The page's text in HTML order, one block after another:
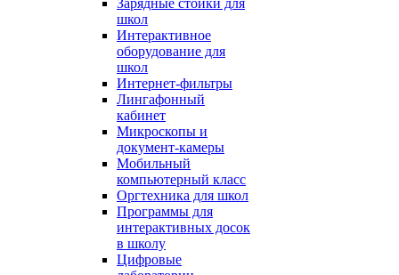
Зарядные стойки для
школ
Интерактивное
оборудование для
школ
Интернет-фильтры
Лингафонный
кабинет
Микроскопы и
документ-камеры
Мобильный
компьютерный класс
Оргтехника для школ
Программы для
интерактивных досок
в школу
Цифровые